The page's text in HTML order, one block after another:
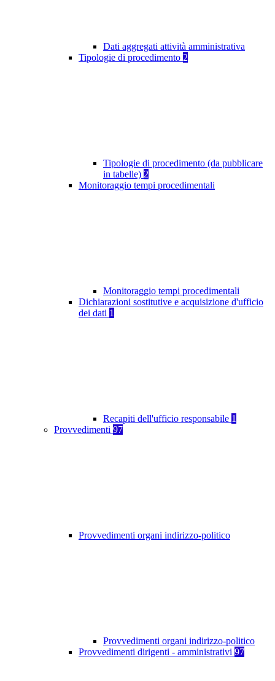
Dati aggregati attività amministrativa
Tipologie di procedimento 2
Tipologie di procedimento (da pubblicare
in tabelle) 2
Monitoraggio tempi procedimentali
Monitoraggio tempi procedimentali
Dichiarazioni sostitutive e acquisizione d'ufficio
dei dati 1
Recapiti dell'ufficio responsabile 1
Provvedimenti 97
Provvedimenti organi indirizzo-politico
Provvedimenti organi indirizzo-politico
Provvedimenti dirigenti - amministrativi 97